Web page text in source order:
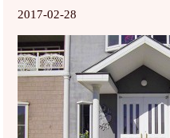
2017-02-28